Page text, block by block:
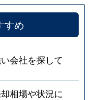
すめ
会社を探して
相場や状況に